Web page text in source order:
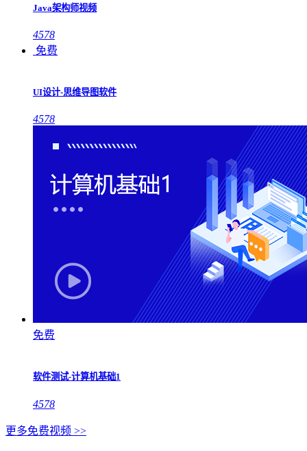
Java架构师视频
4578
免费
UI设计-思维导图软件
4578
免费
软件测试-计算机基础1
4578
更多免费视频 >>